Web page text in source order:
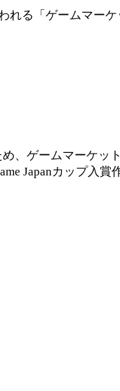
れる「ゲームマー
、ゲームマーケ
Japanカップ入